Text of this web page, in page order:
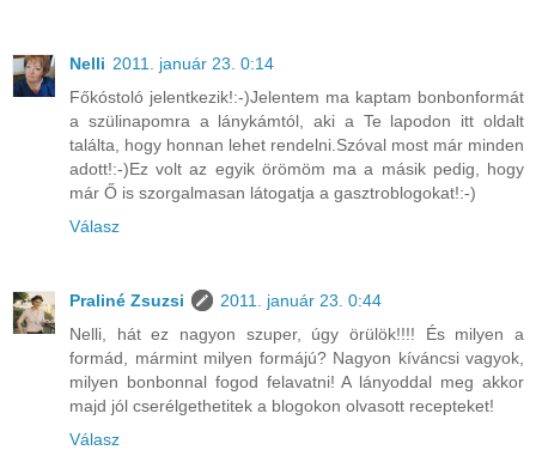
Nelli 2011. január 23. 0:14
Főkóstoló jelentkezik!:-)Jelentem ma kaptam bonbonformát
a szülinapomra a lánykámtól, aki a Te lapodon itt oldalt
találta, hogy honnan lehet rendelni.Szóval most már minden
adott!:-)Ez volt az egyik örömöm ma a másik pedig, hogy
már Ő is szorgalmasan látogatja a gasztroblogokat!:-)
Válasz
Praliné Zsuzsi
2011. január 23. 0:44
Nelli, hát ez nagyon szuper, úgy örülök!!!! És milyen a
formád, mármint milyen formájú? Nagyon kíváncsi vagyok,
milyen bonbonnal fogod felavatni! A lányoddal meg akkor
majd jól cserélgethetitek a blogokon olvasott recepteket!
Válasz